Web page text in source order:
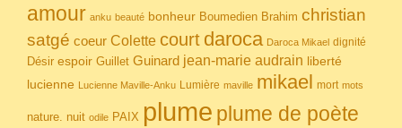
amour anku beauté bonheur Boumedien Brahim christian
satgé coeur Colette court daroca Daroca Mikael dignité
Désir espoir Guillet Guinard jean-marie audrain liberté
lucienne Lucienne Maville-Anku Lumière maville mikael mort mots
nature. nuit odile PAIX plume plume de poète